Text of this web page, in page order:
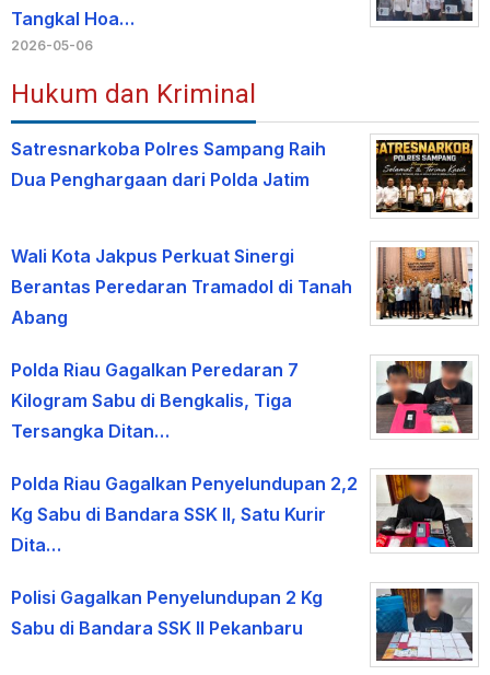
Tangkal Hoa…
2026-05-06
Hukum dan Kriminal
Satresnarkoba Polres Sampang Raih
Dua Penghargaan dari Polda Jatim
Wali Kota Jakpus Perkuat Sinergi
Berantas Peredaran Tramadol di Tanah
Abang
Polda Riau Gagalkan Peredaran 7
Kilogram Sabu di Bengkalis, Tiga
Tersangka Ditan…
Polda Riau Gagalkan Penyelundupan 2,2
Kg Sabu di Bandara SSK II, Satu Kurir
Dita…
Polisi Gagalkan Penyelundupan 2 Kg
Sabu di Bandara SSK II Pekanbaru